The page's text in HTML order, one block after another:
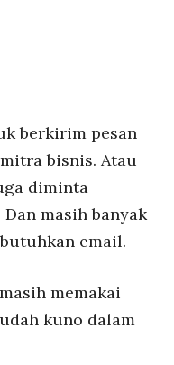
berkirim pesan
bisnis. Atau
diminta
masih banyak
email.
memakai
kuno dalam